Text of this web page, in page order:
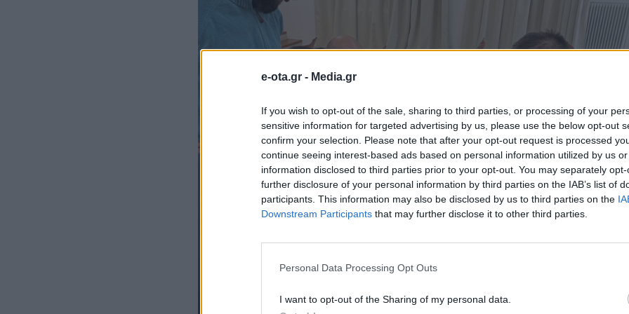
e-ota.gr - Media.gr
If you wish to opt-out of the sale, sharing to third parties, or processing of your
sensitive information for targeted advertising by us, please use the below opt-out
confirm your selection. Please note that after your opt-out request is processed
continue seeing interest-based ads based on personal information utilized by us
information disclosed to third parties prior to your opt-out. You may separately
further disclosure of your personal information by third parties on the IAB’s list of
participants. This information may also be disclosed by us to third parties on the
Downstream Participants that may further disclose it to other third parties.
Personal Data Processing Opt Outs
I want to opt-out of the Sharing of my personal data.